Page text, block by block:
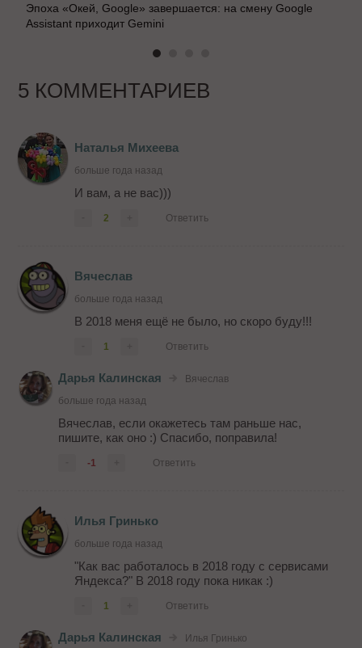
Эпоха «Окей, Google» завершается: на смену Google
Assistant приходит Gemini
5 КОММЕНТАРИЕВ
Наталья Михеева
больше года назад
И вам, а не вас)))
2 Ответить
Вячеслав
больше года назад
В 2018 меня ещё не было, но скоро буду!!!
1 Ответить
Дарья Калинская
Вячеслав
больше года назад
Вячеслав, если окажетесь там раньше нас,
пишите, как оно :) Спасибо, поправила!
-1 Ответить
Илья Гринько
больше года назад
"Как вас работалось в 2018 году с сервисами
Яндекса?" В 2018 году пока никак :)
1 Ответить
Дарья Калинская Илья Гринько